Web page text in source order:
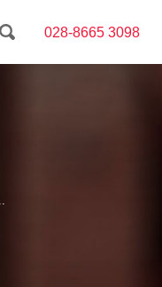
028-8665 3098